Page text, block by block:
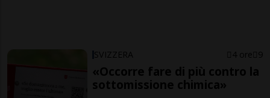
SVIZZERA 4 ore 9
«Occorre fare di più contro la
sottomissione chimica»